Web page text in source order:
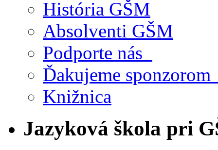
História GŠM
Absolventi GŠM
Podporte nás
Ďakujeme
Knižnica
Jazyková škola pri